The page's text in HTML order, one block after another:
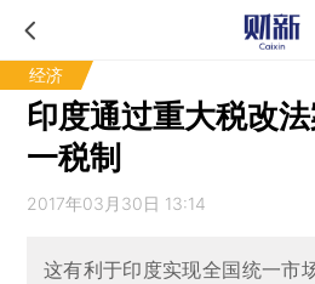
经济
印度通过重大税改
一税制
2017年03月30日 13:14
这有利于印度实现全国统一市